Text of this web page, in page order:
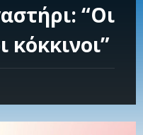
“Οι
κόκκινοι”